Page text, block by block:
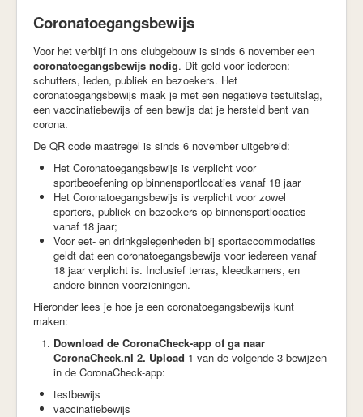
Coronatoegangsbewijs
Voor het verblijf in ons clubgebouw is sinds 6 november een
coronatoegangsbewijs nodig. Dit geld voor iedereen:
schutters, leden, publiek en bezoekers. Het
coronatoegangsbewijs maak je met een negatieve testuitslag,
een vaccinatiebewijs of een bewijs dat je hersteld bent van
corona.
De QR code maatregel is sinds 6 november uitgebreid:
Het Coronatoegangsbewijs is verplicht voor
sportbeoefening op binnensportlocaties vanaf 18 jaar
Het Coronatoegangsbewijs is verplicht voor zowel
sporters, publiek en bezoekers op binnensportlocaties
vanaf 18 jaar;
Voor eet- en drinkgelegenheden bij sportaccommodaties
geldt dat een coronatoegangsbewijs voor iedereen vanaf
18 jaar verplicht is. Inclusief terras, kleedkamers, en
andere binnen-voorzieningen.
Hieronder lees je hoe je een coronatoegangsbewijs kunt
maken:
Download de CoronaCheck-app of ga naar
CoronaCheck.nl 2. Upload 1 van de volgende 3 bewijzen
in de CoronaCheck-app:
testbewijs
vaccinatiebewijs